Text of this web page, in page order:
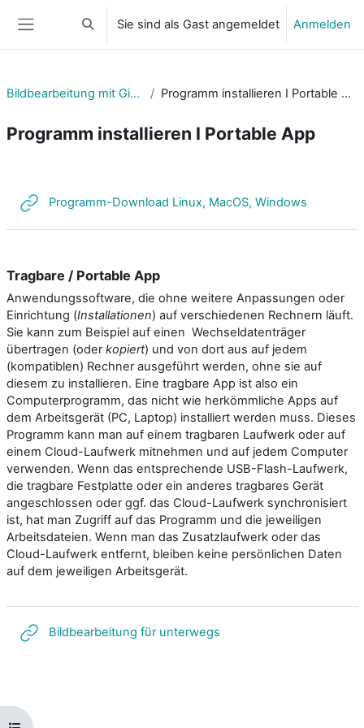
Website-Übersicht
Sucheingabe umschalten
Sie sind als Gast angemeldet Anmelden
Bildbearbeitung mit Gimp Programm installieren I Portable App
Programm installieren I Portable App
Programm-Download Linux, MacOS, Windows
Tragbare / Portable App
Anwendungssoftware, die ohne weitere Anpassungen oder
Einrichtung (Installationen) auf verschiedenen Rechnern läuft.
Sie kann zum Beispiel auf einen Wechseldatenträger
übertragen (oderkopiert) und von dort aus auf jedem
(kompatiblen) Rechner ausgeführt werden, ohne sie auf
diesem zu installieren. Eine tragbare App ist also ein
Computerprogramm, das nicht wie herkömmliche Apps auf
dem Arbeitsgerät (PC, Laptop) installiert werden muss. Dieses
Programm kann man auf einem tragbaren Laufwerk oder auf
einem Cloud-Laufwerk mitnehmen und auf jedem Computer
verwenden. Wenn das entsprechende USB-Flash-Laufwerk,
die tragbare Festplatte oder ein anderes tragbares Gerät
angeschlossen oder ggf. das Cloud-Laufwerk synchronisiert
ist, hat man Zugriff auf das Programm und die jeweiligen
Arbeitsdateien. Wenn man das Zusatzlaufwerk oder das
Cloud-Laufwerk entfernt, bleiben keine persönlichen Daten
auf dem jeweiligen Arbeitsgerät.
Bildbearbeitung für unterwegs